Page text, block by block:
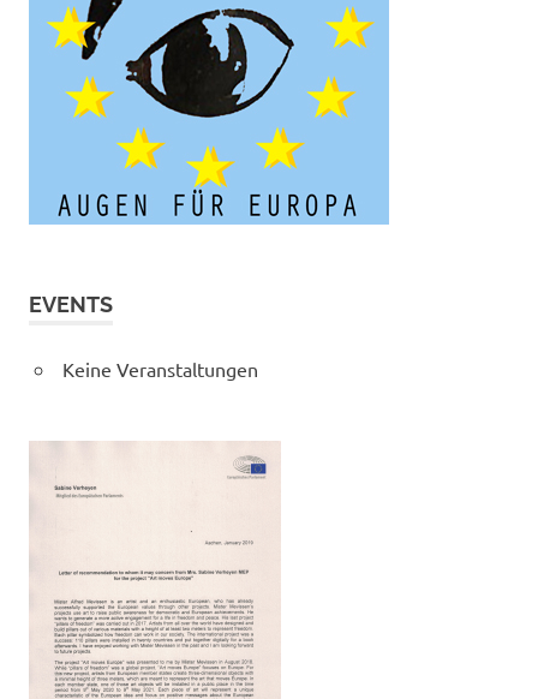
EVENTS
Keine Veranstaltungen